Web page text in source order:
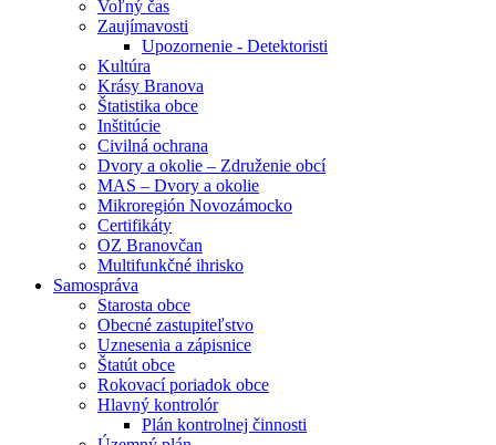
Voľný čas
Zaujímavosti
Upozornenie - Detektoristi
Kultúra
Krásy Branova
Štatistika obce
Inštitúcie
Civilná ochrana
Dvory a okolie – Združenie obcí
MAS – Dvory a okolie
Mikroregión Novozámocko
Certifikáty
OZ Branovčan
Multifunkčné ihrisko
Samospráva
Starosta obce
Obecné zastupiteľstvo
Uznesenia a zápisnice
Štatút obce
Rokovací poriadok obce
Hlavný kontrolór
Plán kontrolnej činnosti